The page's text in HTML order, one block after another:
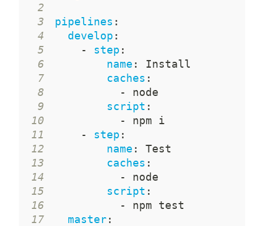
2
3
pipelines :
4
develop :
5
- step :
6
name :
7
caches :
8
-
9
script :
10
-
11
- step :
12
name :
13
caches :
14
-
15
script :
16
-
17
master: